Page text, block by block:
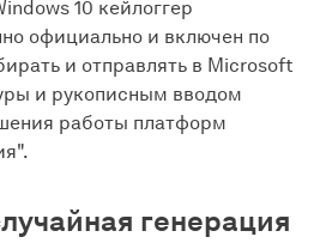
10 кейлоггер
официально и включен по
и отправлять в Microsoft
и рукописным вводом
работы платформ
генерация